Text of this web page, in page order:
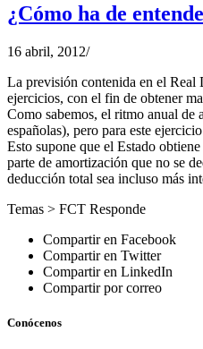
¿Cómo ha de
16 abril, 2012/
La previsión contenida en el Real
ejercicios, con el fin de obtener
Como sabemos, el ritmo anual de
españolas), pero para este
Esto supone que el Estado
parte de amortización que no se
deducción total sea incluso más
Temas > FCT Responde
Compartir en Facebook
Compartir en Twitter
Compartir en LinkedIn
Compartir por correo
Conócenos